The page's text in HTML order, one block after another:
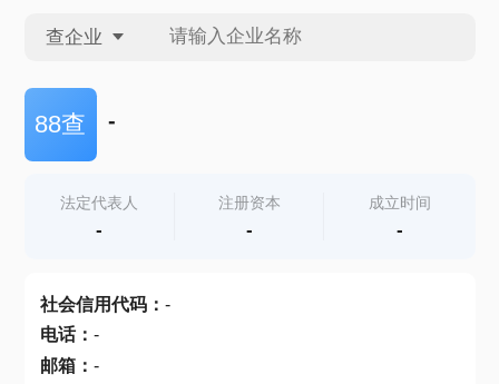
查企业
查企业
查产地
88查 -
法定代表人
-
注册资本
-
成立时间
-
社会信用代码： -
电话： -
邮箱： -